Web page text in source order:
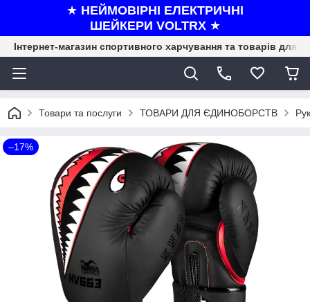
★ НЕЙМОВІРНІ ЕЛЕКТРИЧНІ
ШЕЙКЕРИ VOLTRX ★
Інтернет-магазин спортивного харчування та товарів для
Товари та послуги ТОВАРИ ДЛЯ ЄДИНОБОРСТВ
–17%